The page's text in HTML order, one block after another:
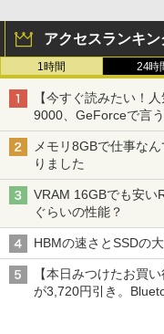
アクセスランキン
1時間 24時
【今すぐ読みたい！
9000、GeForceで言
メモリ8GBで仕事な
りました
VRAM 16GBでも安い
ぐらいの性能？
HBMの速さとSSDの
【本日みつけたお買
が3,720円引き。